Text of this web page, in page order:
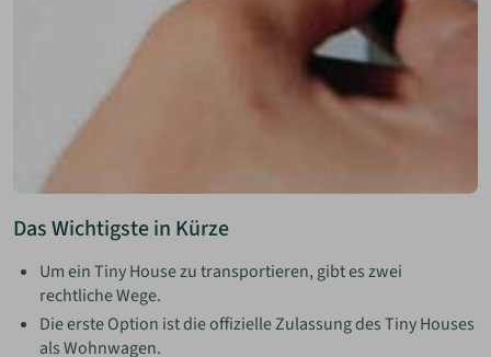
Das Wichtigste in Kürze
Um ein Tiny House zu transportieren, gibt es zwei
rechtliche Wege.
Die erste Option ist die offizielle Zulassung des Tiny Houses
als Wohnwagen.